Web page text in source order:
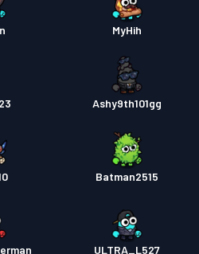
MyHih
Ashy9th101gg
Batman2515
ULTRA_L527